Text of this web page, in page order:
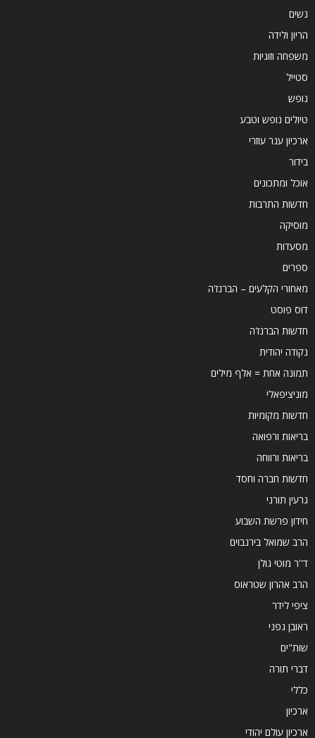
נשים
הריון ולידה
משפחה וזוגיות
סטייל
נופש
טיולים נופש וטבע
ארכיון ענר עוזרי
בידור
אוכל ומתכונים
חדשות התרבות
מוסיקה
מסעדות
ספרים
מאחורי הקלעים – הברנז'ה
דוס פוסט
חדשות הברנז'ה
נקודה יהודית
תמונה אחת = אלף מילים
מוניציפאלי
חדשות מקומיות
בריאות ורפואה
בריאות ורווחה
חדשות חברה וחסד
גרעין תורני
חידון פרשת השבוע
הרב שמואל בירנבוים
ד''ר מוטי גולן
הרב אהרון שטראוס
ציפי לידר
ראובן גפני
שות"ים
דברי תורה
כללי
ארכיון
ארכיון עולם יהודי